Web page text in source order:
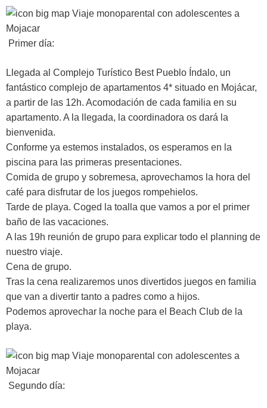
Primer día:
Llegada al Complejo Turístico Best Pueblo Índalo, un
fantástico complejo de apartamentos 4* situado en Mojácar,
a partir de las 12h. Acomodación de cada familia en su
apartamento. A la llegada, la coordinadora os dará la
bienvenida.
Conforme ya estemos instalados, os esperamos en la
piscina para las primeras presentaciones.
Comida de grupo y sobremesa, aprovechamos la hora del
café para disfrutar de los juegos rompehielos.
Tarde de playa. Coged la toalla que vamos a por el primer
baño de las vacaciones.
A las 19h reunión de grupo para explicar todo el planning de
nuestro viaje.
Cena de grupo.
Tras la cena realizaremos unos divertidos juegos en familia
que van a divertir tanto a padres como a hijos.
Podemos aprovechar la noche para el Beach Club de la
playa.
Segundo día: